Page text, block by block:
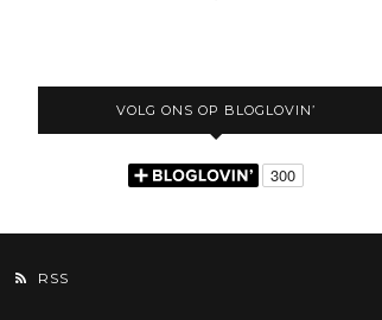
VOLG ONS OP BLOGLOVIN’
RSS